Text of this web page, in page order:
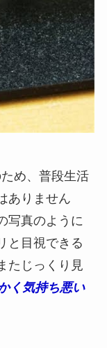
め、普段生活
ありません
写真のように
と目視できる
たじっくり見
く気持ち悪い